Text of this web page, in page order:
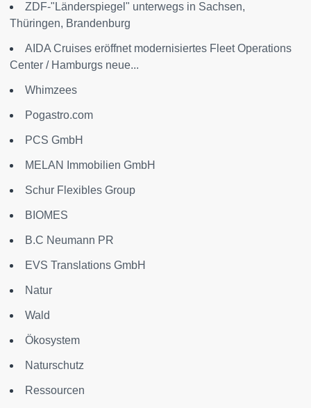
ZDF-"Länderspiegel" unterwegs in Sachsen,
Thüringen, Brandenburg
AIDA Cruises eröffnet modernisiertes Fleet Operations
Center / Hamburgs neue...
Whimzees
Pogastro.com
PCS GmbH
MELAN Immobilien GmbH
Schur Flexibles Group
BIOMES
B.C Neumann PR
EVS Translations GmbH
Natur
Wald
Ökosystem
Naturschutz
Ressourcen